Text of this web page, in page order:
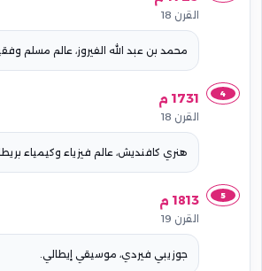
القرن 18
محمد بن عبد الله الفيروز، عالم مسلم
4 1731 م
القرن 18
هنري كافنديش، عالم فيزياء وكيمياء
5 1813 م
القرن 19
جوزيبي فيردي، موسيقي إيطالي.